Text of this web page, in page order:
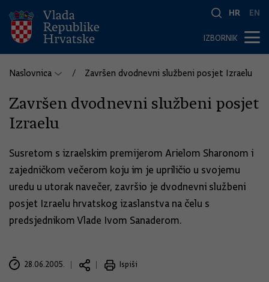
HR EN
IZBORNIK
Naslovnica Završen dvodnevni službeni posjet Izraelu
Završen dvodnevni službeni posjet
Izraelu
Susretom s izraelskim premijerom Arielom Sharonom i
zajedničkom večerom koju im je upriličio u svojemu
uredu u utorak navečer, završio je dvodnevni službeni
posjet Izraelu hrvatskog izaslanstva na čelu s
predsjednikom Vlade Ivom Sanaderom.
28.06.2005. Ispiši